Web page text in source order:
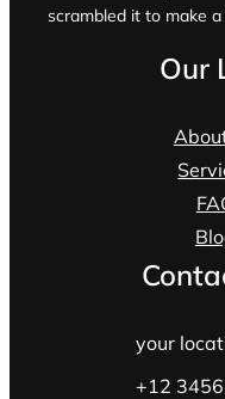
scrambled it to make
Our
your
+12